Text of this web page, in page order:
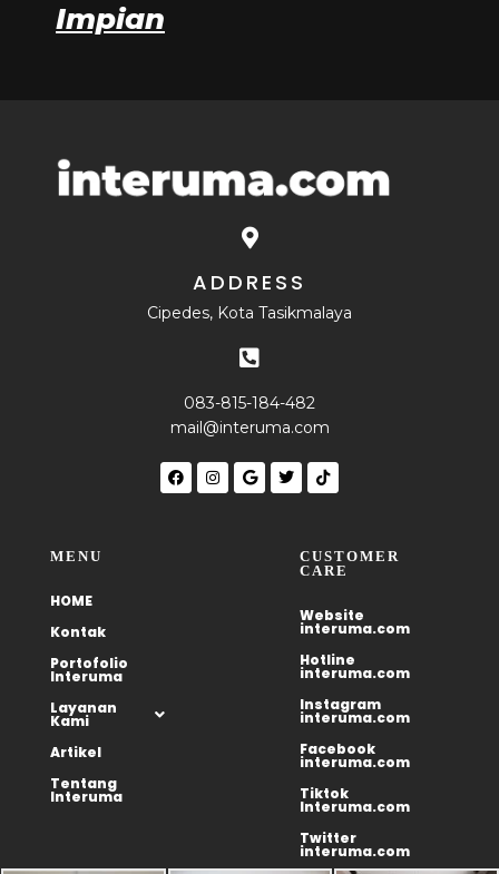
Impian
ADDRESS
Cipedes, Kota Tasikmalaya
083-815-184-482
mail@interuma.com
MENU
HOME
Kontak
Portofolio
Interuma
Layanan
Kami
Artikel
Tentang
Interuma
CUSTOMER
CARE
Website
interuma.com
Hotline
interuma.com
Instagram
interuma.com
Facebook
interuma.com
Tiktok
Interuma.com
Twitter
interuma.com